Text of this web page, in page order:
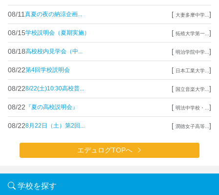
08/11 真夏の夜の納涼企画... [ 大妻多摩中学... ]
08/15学校説明会（夏期実施） [ 拓殖大学第一... ]
08/18高校校内見学会（中... [ 明治学院中学... ]
08/22第4回学校説明会 [ 日本工業大学... ]
08/228/22(土)10:30高校普... [ 国立音楽大学... ]
08/22 『夏の高校説明会』 [ 明法中学校・... ]
08/228月22日（土）第2回... [ 潤徳女子高等... ]
エデュログTOPへ
学校を探す